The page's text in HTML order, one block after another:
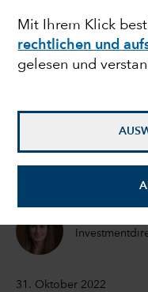
Mit Ihrem Klick
rechtlichen und
gelesen und
aktuelle
chinesischer
31. Oktober 2022